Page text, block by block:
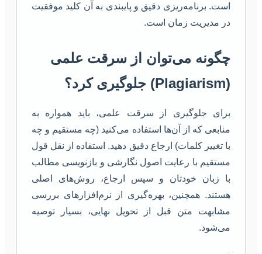
است. برنامه‌ریزی دقیق و پایبندی به آن کلید موفقیت
در مدیریت زمان است.
چگونه می‌توان از سرقت علمی
(Plagiarism) جلوگیری کرد؟
برای جلوگیری از سرقت علمی، باید همواره به
منابعی که از آن‌ها استفاده می‌کنید (چه مستقیم و چه
با تغییر کلمات) ارجاع دقیق دهید. استفاده از نقل قول
مستقیم با رعایت اصول نگارشی و بازنویسی مطالب
با زبان خودتان و سپس ارجاع، روش‌های اصلی
هستند. همچنین، بهره‌گیری از نرم‌افزارهای بررسی
مشابهت متن قبل از تحویل نهایی، بسیار توصیه
می‌شود.